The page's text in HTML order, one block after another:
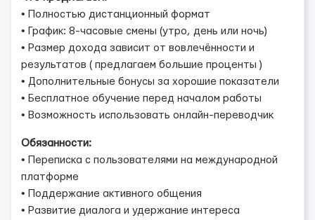
• Полностью дистанционный формат
• График: 8-часовые смены (утро, день или ночь)
• Размер дохода зависит от вовлечённости и
результатов ( предлагаем большие проценты )
• Дополнительные бонусы за хорошие показатели
• Бесплатное обучение перед началом работы
• Возможность использовать онлайн-переводчик
Обязанности:
• Переписка с пользователями на международной
платформе
• Поддержание активного общения
• Развитие диалога и удержание интереса